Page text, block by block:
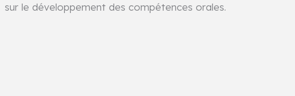
sur le développement des compétences orales.